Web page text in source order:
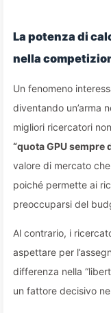
La potenza di
nella
Un fenomeno
diventando un’arma
migliori ricercatori
“quota GPU sempre
valore di mercato
poiché permette ai
preoccuparsi del
Al contrario, i
aspettare per
differenza nella
un fattore decisivo